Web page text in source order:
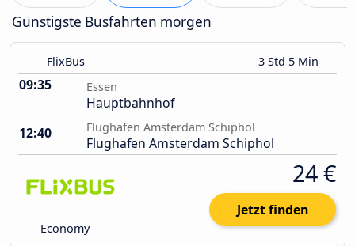
Günstigste Busfahrten morgen
FlixBus 3 Std 5 Min
09:35 Essen
Hauptbahnhof
12:40
Flughafen Amsterdam Schiphol
Flughafen Amsterdam Schiphol
Economy
24 €
Jetzt finden